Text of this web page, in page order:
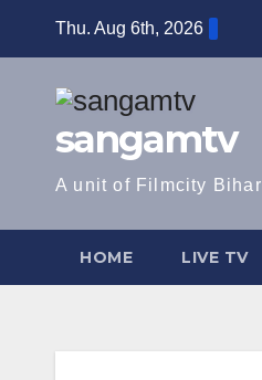
Thu. Aug 6th, 2026
sangamtv
A unit of Filmcity Bihar
HOME LIVE TV